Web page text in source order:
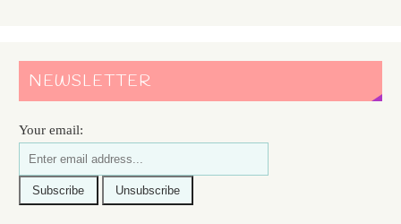
NEWSLETTER
Your email: